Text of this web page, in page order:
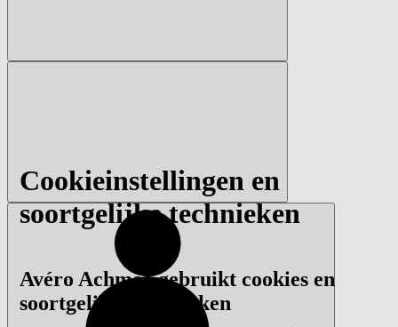
Cookieinstellingen en
soortgelijke technieken
Avéro Achmea gebruikt cookies en
soortgelijke technieken